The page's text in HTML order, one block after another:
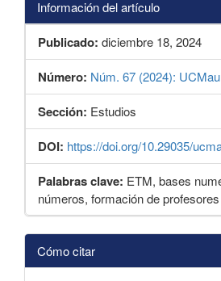
Información del artículo
Publicado: diciembre 18, 2024
Número: Núm. 67 (2024):
Sección: Estudios
DOI: https://doi.org/10.29035/
Palabras clave: ETM, bases
números, formación de profesores
Detalles
del
artículo
Cómo citar